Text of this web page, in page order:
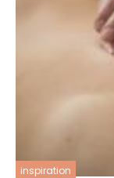
inspiration